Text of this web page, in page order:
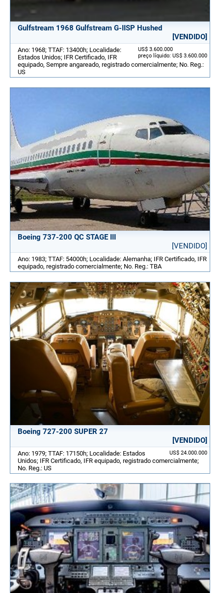
Gulfstream 1968 Gulfstream G-IISP Hushed
[VENDIDO]
US$ 3.600.000
preço líquido: US$ 3.600.000
Ano: 1968; TTAF: 13400h; Localidade:
Estados Unidos; IFR Certificado, IFR
equipado, Sempre angareado, registrado comercialmente; No. Reg.:
US
Boeing 737-200 QC STAGE III
[VENDIDO]
Ano: 1983; TTAF: 54000h; Localidade: Alemanha; IFR Certificado, IFR
equipado, registrado comercialmente; No. Reg.: TBA
Boeing 727-200 SUPER 27
[VENDIDO]
US$ 24.000.000
Ano: 1979; TTAF: 17150h; Localidade: Estados
Unidos; IFR Certificado, IFR equipado, registrado comercialmente;
No. Reg.: US